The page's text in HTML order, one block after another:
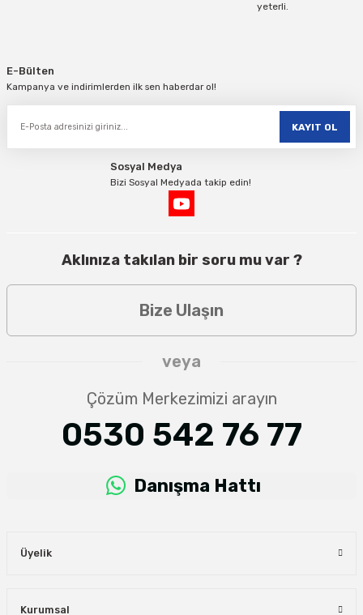
yeterli.
E-Bülten
Kampanya ve indirimlerden ilk sen haberdar ol!
KAYIT OL
Sosyal Medya
Bizi Sosyal Medyada takip edin!
Aklınıza takılan bir soru mu var ?
Bize Ulaşın
veya
Çözüm Merkezimizi arayın
0530 542 76 77
Danışma Hattı
Üyelik
Kurumsal